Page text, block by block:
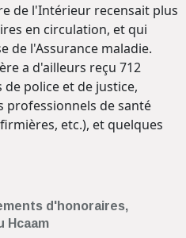
de l'Intérieur recensait plus
en circulation, et qui
de l'Assurance maladie.
a d'ailleurs reçu 712
police et de justice,
de santé
etc.), et quelques
d'honoraires,
Hcaam